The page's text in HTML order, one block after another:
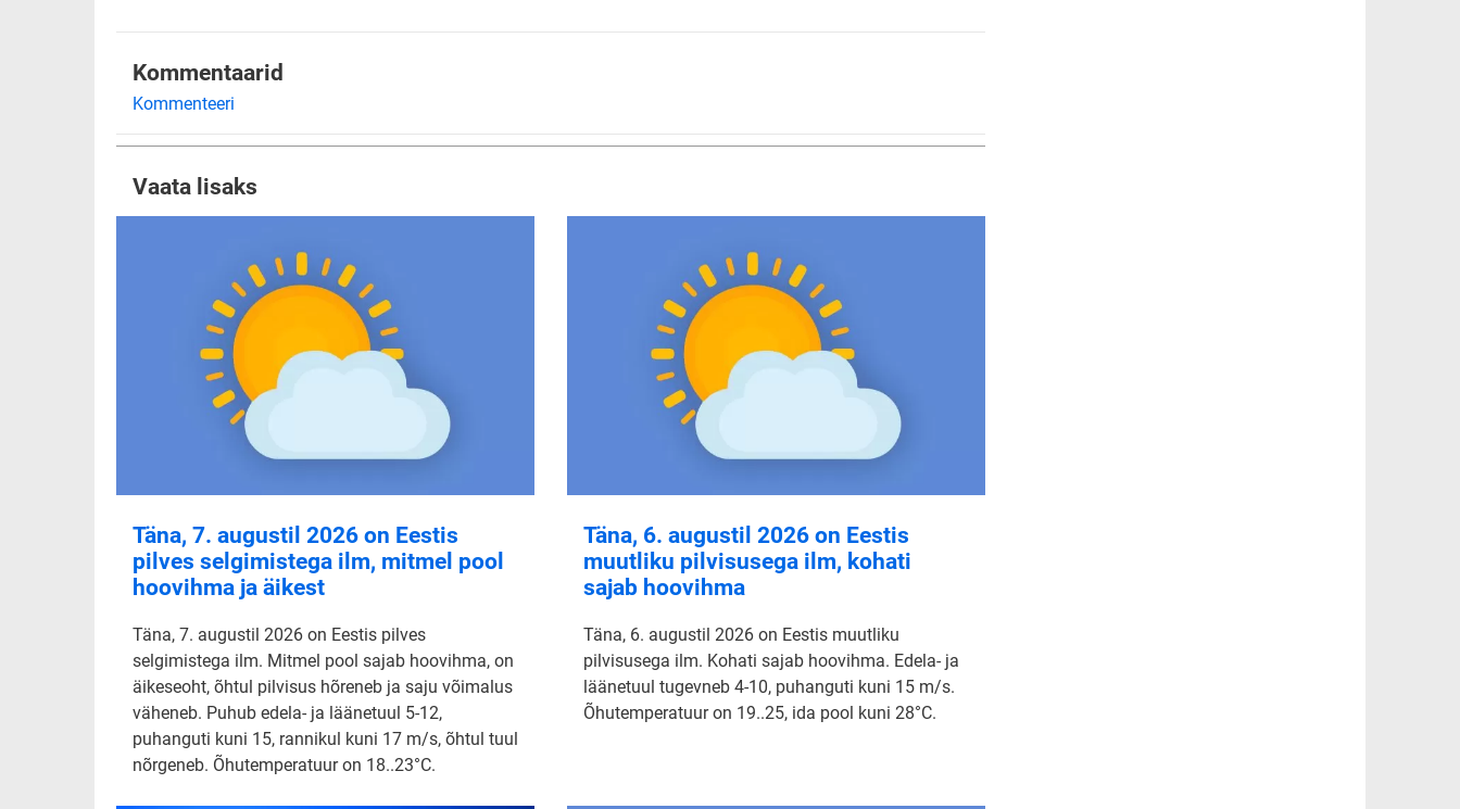
Kommentaarid
Kommenteeri
Vaata lisaks
Täna, 7. augustil 2026 on Eestis
pilves selgimistega ilm, mitmel pool
hoovihma ja äikest
Täna, 7. augustil 2026 on Eestis pilves
selgimistega ilm. Mitmel pool sajab hoovihma, on
äikeseoht, õhtul pilvisus hõreneb ja saju võimalus
väheneb. Puhub edela- ja läänetuul 5-12,
puhanguti kuni 15, rannikul kuni 17 m/s, õhtul tuul
nõrgeneb. Õhutemperatuur on 18..23°C.
Täna, 6. augustil 2026 on Eestis
muutliku pilvisusega ilm, kohati
sajab hoovihma
Täna, 6. augustil 2026 on Eestis muutliku
pilvisusega ilm. Kohati sajab hoovihma. Edela- ja
läänetuul tugevneb 4-10, puhanguti kuni 15 m/s.
Õhutemperatuur on 19..25, ida pool kuni 28°C.